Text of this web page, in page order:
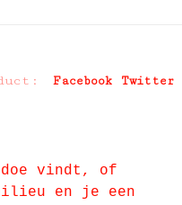
Facebook Twitter
vindt, of
en je een